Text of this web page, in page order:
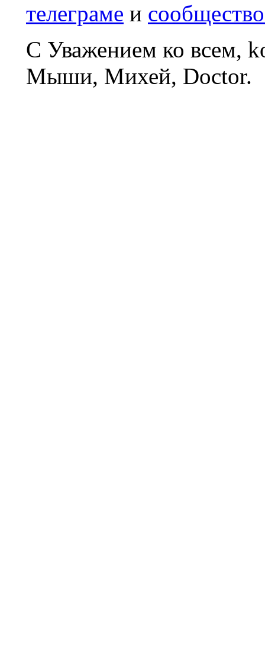
телеграме и
С Уважением ко всем,
Мыши, Михей, Doctor.